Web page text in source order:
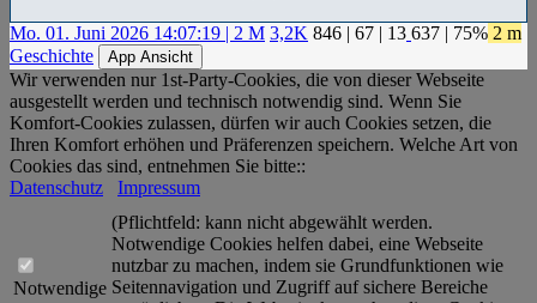
Mo. 01. Juni 2026 14:07:19 | 2 M 3,2K 846 | 67 | 13 637 | 75% 2 m
Geschichte
App Ansicht
Wir verwenden nur 1st-Party-Cookies, die von dieser Webseite
ausgestellt werden und technisch notwendig sind. Wenn Sie
Komfort-Cookies zulassen, dürfen wir auch Cookies setzen, die
Ihren Komfort erhöhen und Präferenzen speichern. Welche Art von
Cookies das sind, entnehmen Sie bitte::
Datenschutz
Impressum
Notwendige
(Pflichtfeld: kann nicht abgewählt werden.
Notwendige Cookies helfen dabei, eine Webseite
nutzbar zu machen, indem sie Grundfunktionen wie
Seitennavigation und Zugriff auf sichere Bereiche